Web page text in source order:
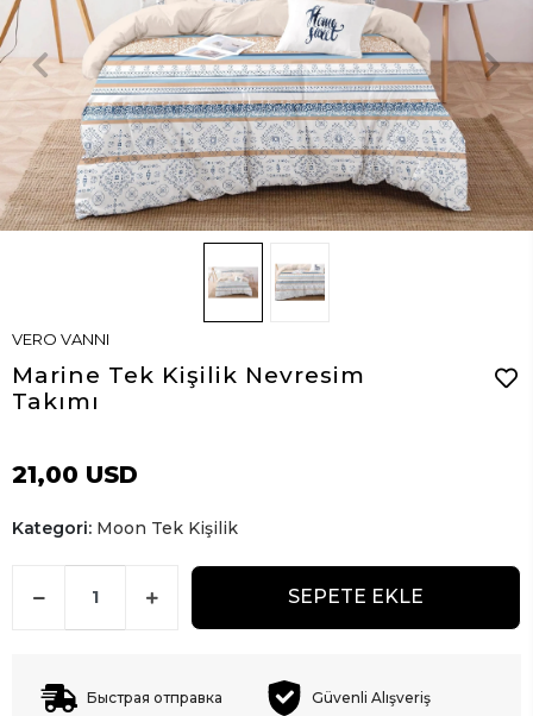
VERO VANNI
Marine Tek Kişilik Nevresim
Takımı
21,00 USD
Kategori: Moon Tek Kişilik
SEPETE EKLE
Быстрая отправка Güvenli Alışveriş